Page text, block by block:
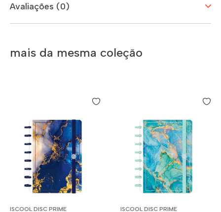
Avaliações (0)
mais da mesma coleção
ISCOOL DISC PRIME ISCOOL DISC PRIME